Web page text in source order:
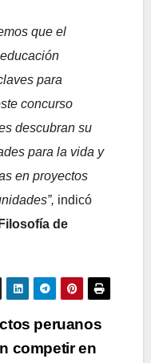
que el
para
concurso
descubran su
para la vida y
en proyectos
indicó
de
peruanos
competir en